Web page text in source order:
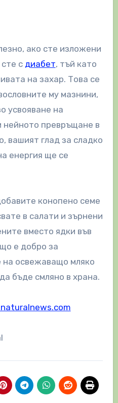
ако сте изложени
с диабет, тъй като
на захар. Това се
му мазнини,
усвояване на
нейното превръщане в
вашият глад за сладко
енергия ще се
конопено семе
в салати и зърнени
вместо ядки във
е добро за
на освежаващо мляко
бъде смляно в храна.